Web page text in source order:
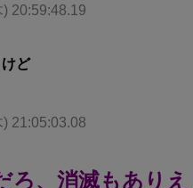
20:59:48.19
ど
21:05:03.08
ろ、消滅もありえ